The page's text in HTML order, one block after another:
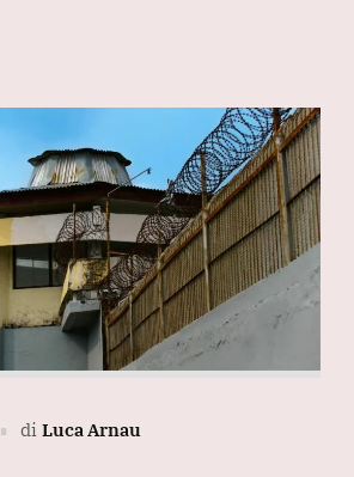
∎ di Luca Arnau